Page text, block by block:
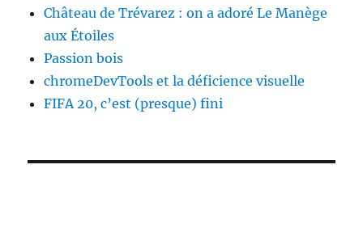
Château de Trévarez : on a adoré Le Manège
aux Étoiles
Passion bois
chromeDevTools et la déficience visuelle
FIFA 20, c’est (presque) fini